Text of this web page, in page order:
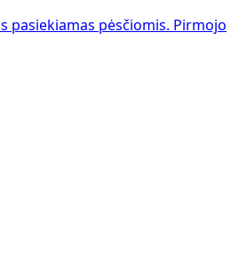
pasiekiamas pėsčiomis. Pirmojo